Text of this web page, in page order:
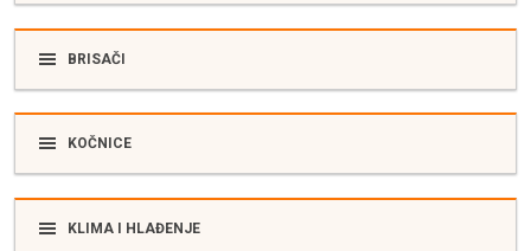
BRISAČI
KOČNICE
KLIMA I HLAĐENJE